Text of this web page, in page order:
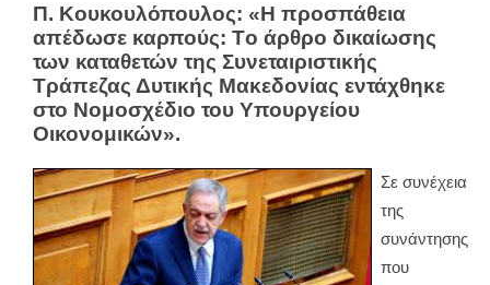
Π. Κουκουλόπουλος: «Η προσπάθεια
απέδωσε καρπούς: Tο άρθρο δικαίωσης
των καταθετών της Συνεταιριστικής
Τράπεζας Δυτικής Μακεδονίας εντάχθηκε
στο Νομοσχέδιο του Υπουργείου
Οικονομικών».
Σε συνέχεια
της
συνάντησης
που